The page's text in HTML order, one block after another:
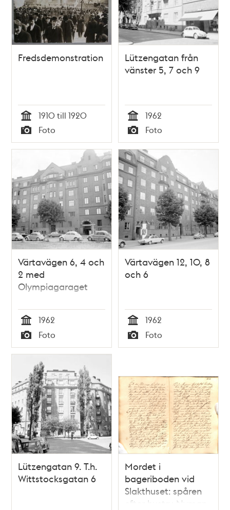
Fredsdemonstration
Tid
1910 till 1920
Typ
Foto
Lützengatan från
vänster 5, 7 och 9
Tid
1962
Typ
Foto
Värtavägen 6, 4 och
2 med
Olympiagaraget
Tid
1962
Typ
Foto
Värtavägen 12, 10, 8
och 6
Tid
1962
Typ
Foto
Lützengatan 9. T.h.
Wittstocksgatan 6
Mordet i
bageriboden vid
Slakthuset: spåren
efter hustru Nyman